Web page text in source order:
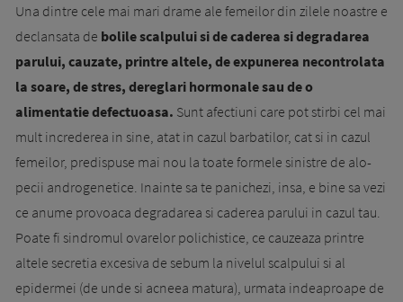
Una dintre cele mai mari drame ale femeilor din zilele noastre e
declansata de bolile scal­pului si de caderea si degradarea
parului, cau­zate, printre altele, de expunerea necontrolata
la soare, de stres, dereglari hormonale sau de o
alimentatie defectuoasa. Sunt afectiuni care pot stirbi cel mai
mult increderea in sine, atat in cazul barbatilor, cat si in cazul
femeilor, predispuse mai nou la toate formele sinistre de alo­
pecii androgenetice. Inainte sa te panichezi, insa, e bine sa vezi
ce anume provoaca de­gradarea si caderea parului in cazul tau.
Poate fi sindromul ova­relor polichistice, ce cauzeaza printre
altele secretia excesiva de sebum la nivelul scalpului si al
epidermei (de unde si ac­neea matura), urmata indeaproape de